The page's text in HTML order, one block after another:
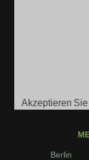
Akzeptieren
Berlin